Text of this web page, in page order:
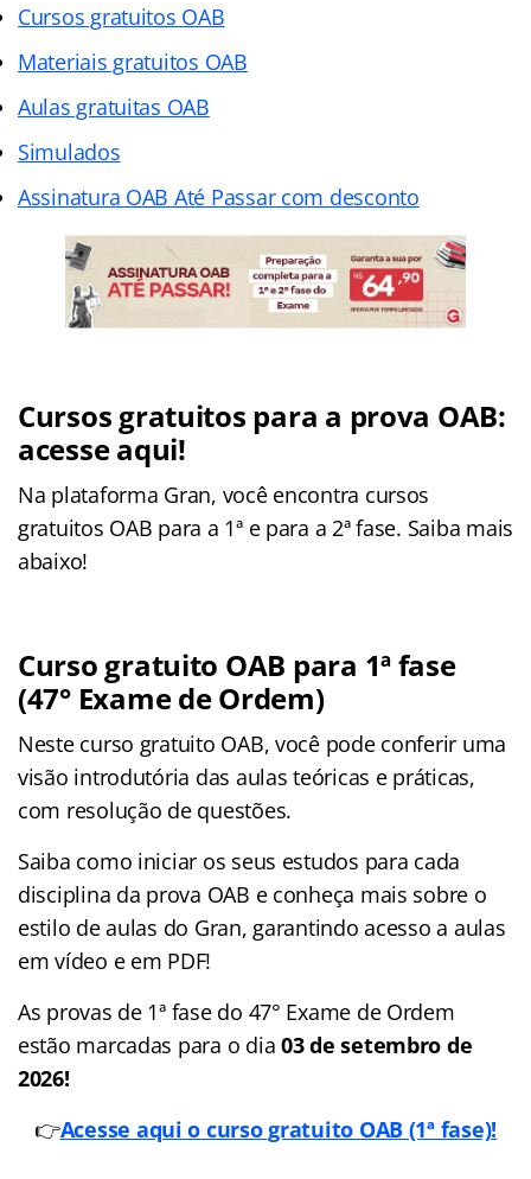
Cursos gratuitos OAB
Materiais gratuitos OAB
Aulas gratuitas OAB
Simulados
Assinatura OAB Até Passar com desconto
Cursos gratuitos para a prova OAB:
acesse aqui!
Na plataforma Gran, você encontra cursos
gratuitos OAB para a 1ª e para a 2ª fase. Saiba mais
abaixo!
Curso gratuito OAB para 1ª fase
(47° Exame de Ordem)
Neste curso gratuito OAB, você pode conferir uma
visão introdutória das aulas teóricas e práticas,
com resolução de questões.
Saiba como iniciar os seus estudos para cada
disciplina da prova OAB e conheça mais sobre o
estilo de aulas do Gran, garantindo acesso a aulas
em vídeo e em PDF!
As provas de 1ª fase do 47° Exame de Ordem
estão marcadas para o dia 03 de setembro de
2026!
👉Acesse aqui o curso gratuito OAB (1ª fase)!